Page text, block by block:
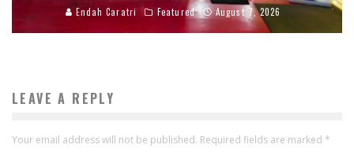
Endah Caratri Featured August 7, 2026
LEAVE A REPLY
Your email address will not be published. Required fields are marked *